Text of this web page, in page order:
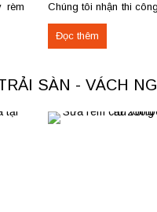
rèm
thi
Chúng tôi nhận thi
thu mua thảm cũ
Phú Thọ. Các loại
Đọc thêm
SÀN - VÁCH